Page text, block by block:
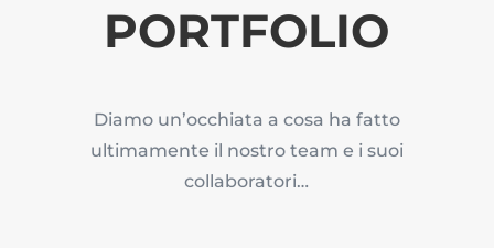
PORTFOLIO
Diamo un’occhiata a cosa ha fatto
ultimamente il nostro team e i suoi
collaboratori…